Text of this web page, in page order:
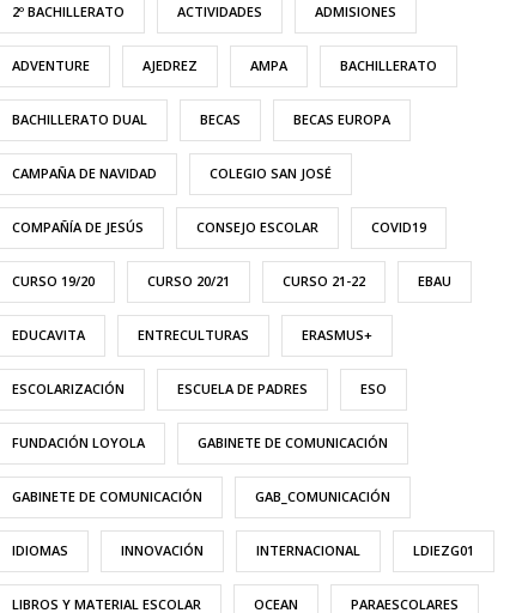
2º BACHILLERATO ACTIVIDADES ADMISIONES
ADVENTURE AJEDREZ AMPA BACHILLERATO
BACHILLERATO DUAL BECAS BECAS EUROPA
CAMPAÑA DE NAVIDAD COLEGIO SAN JOSÉ
COMPAÑÍA DE JESÚS CONSEJO ESCOLAR COVID19
CURSO 19/20 CURSO 20/21 CURSO 21-22 EBAU
EDUCAVITA ENTRECULTURAS ERASMUS+
ESCOLARIZACIÓN ESCUELA DE PADRES ESO
FUNDACIÓN LOYOLA GABINETE DE COMUNICACIÓN
GABINETE DE COMUNICACIÓN GAB_COMUNICACIÓN
IDIOMAS INNOVACIÓN INTERNACIONAL LDIEZG01
LIBROS Y MATERIAL ESCOLAR OCEAN PARAESCOLARES